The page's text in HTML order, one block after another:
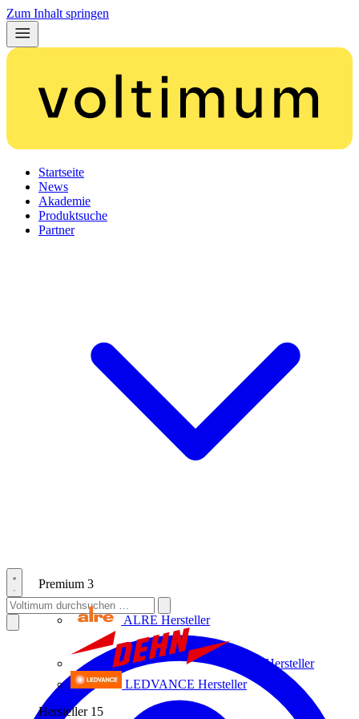
Zum Inhalt springen
Startseite
News
Akademie
Produktsuche
Partner
Premium 3
ALRE Hersteller
Hersteller
LEDVANCE Hersteller
Hersteller 15